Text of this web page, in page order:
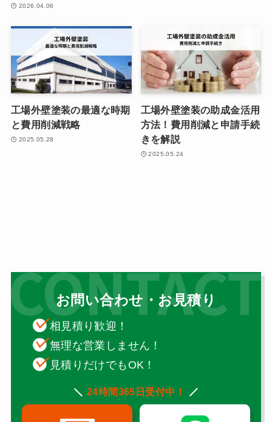
2026.04.06
工場外壁塗装の最適な時期
と費用削減戦略
2025.05.28
工場外壁塗装の助成金活用
方法！費用削減と申請手続
きを解説
2025.05.24
お問い合わせ・お見積り
相見積り歓迎！
無理な営業しません！
見積りだけでもOK！
24時間365日受付中！